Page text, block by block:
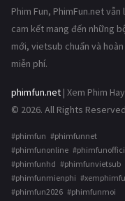
Phim Fun, PhimFun.net vẫn
cam kết mang đến những
mới, vietsub chuẩn và
miễn phí.
phimfun.net | Xem Phim
© 2026. All Rights Reserved
#phimfun #phimfunnet
#phimfunonline
#phimfunhd #phimfunvietsub
#phimfunmienphi
#phimfun2026 #phimfunmoi